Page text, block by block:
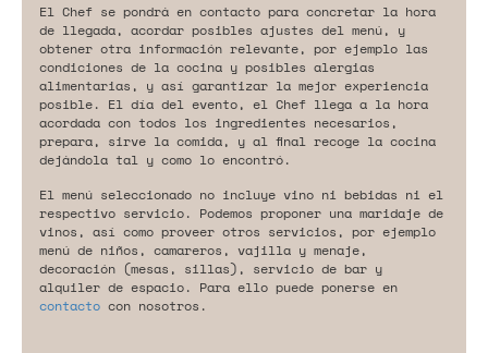
El Chef se pondrá en contacto para concretar la hora
de llegada, acordar posibles ajustes del menú, y
obtener otra información relevante, por ejemplo las
condiciones de la cocina y posibles alergias
alimentarias, y así garantizar la mejor experiencia
posible. El día del evento, el Chef llega a la hora
acordada con todos los ingredientes necesarios,
prepara, sirve la comida, y al final recoge la cocina
dejándola tal y como lo encontró.
El menú seleccionado no incluye vino ni bebidas ni el
respectivo servicio. Podemos proponer una maridaje de
vinos, así como proveer otros servicios, por ejemplo
menú de niños, camareros, vajilla y menaje,
decoración (mesas, sillas), servicio de bar y
alquiler de espacio. Para ello puede ponerse en
contacto con nosotros.